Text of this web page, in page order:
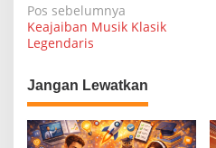
N
a
i
g
a
Pos sebelumnya
Keajaiban Musik Klasik
Legendaris
Jangan Lewatkan